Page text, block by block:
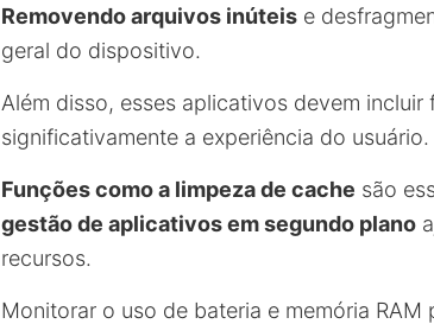
Removendo arquivos inúteis e
geral do dispositivo.
Além disso, esses aplicativos devem
significativamente a experiência do usuário.
Funções como a limpeza de cache são
gestão de aplicativos em segundo plano
recursos.
Monitorar o uso de bateria e memória